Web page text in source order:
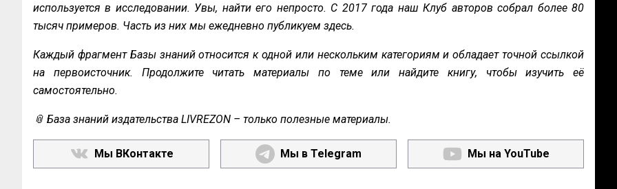
используется в исследовании. Увы, найти его непросто. С 2017 года наш Клуб авторов собрал более 80
тысяч примеров. Часть из них мы ежедневно публикуем здесь.
Каждый фрагмент Базы знаний относится к одной или нескольким категориям и обладает точной ссылкой
на первоисточник. Продолжите читать материалы по теме или найдите книгу, чтобы изучить её
самостоятельно.
📎 База знаний издательства LIVREZON – только полезные материалы.
Мы ВКонтакте Мы в Telegram Мы на YouTube